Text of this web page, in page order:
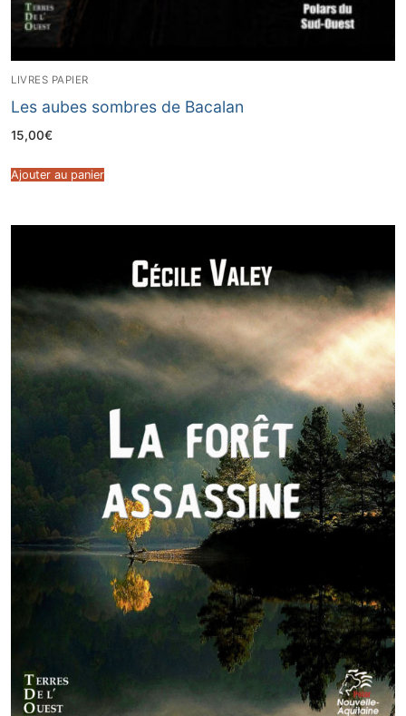
LIVRES PAPIER
Les aubes sombres de Bacalan
15,00€
Ajouter au panier